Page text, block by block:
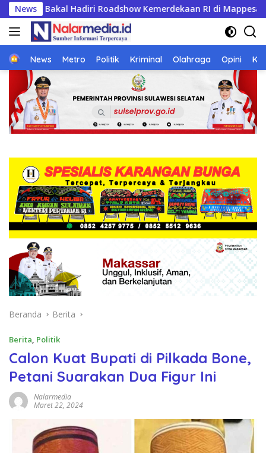
Langsung
ke
konten
News
RI di Mappesangka Bone Besok, Ratusan Doorprize Siap
Home
News Metro Politik Kriminal Olahraga Opini
Beranda Berita
Berita, Politik
Calon Kuat Bupati di Pilkada Bone,
Petani Suarakan Dua Figur Ini
Nalarmedia
Maret 22, 2024